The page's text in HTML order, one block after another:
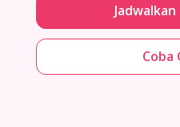
Coba